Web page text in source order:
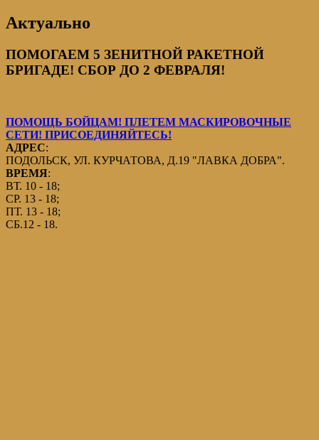
Актуально
ПОМОГАЕМ 5 ЗЕНИТНОЙ РАКЕТНОЙ
БРИГАДЕ! СБОР ДО 2 ФЕВРАЛЯ!
ПОМОЩЬ БОЙЦАМ! ПЛЕТЕМ МАСКИРОВОЧНЫЕ
СЕТИ! ПРИСОЕДИНЯЙТЕСЬ!
АДРЕС:
ПОДОЛЬСК, УЛ. КУРЧАТОВА, Д.19 "ЛАВКА ДОБРА".
ВРЕМЯ:
ВТ. 10 - 18;
СР. 13 - 18;
ПТ. 13 - 18;
СБ.12 - 18.